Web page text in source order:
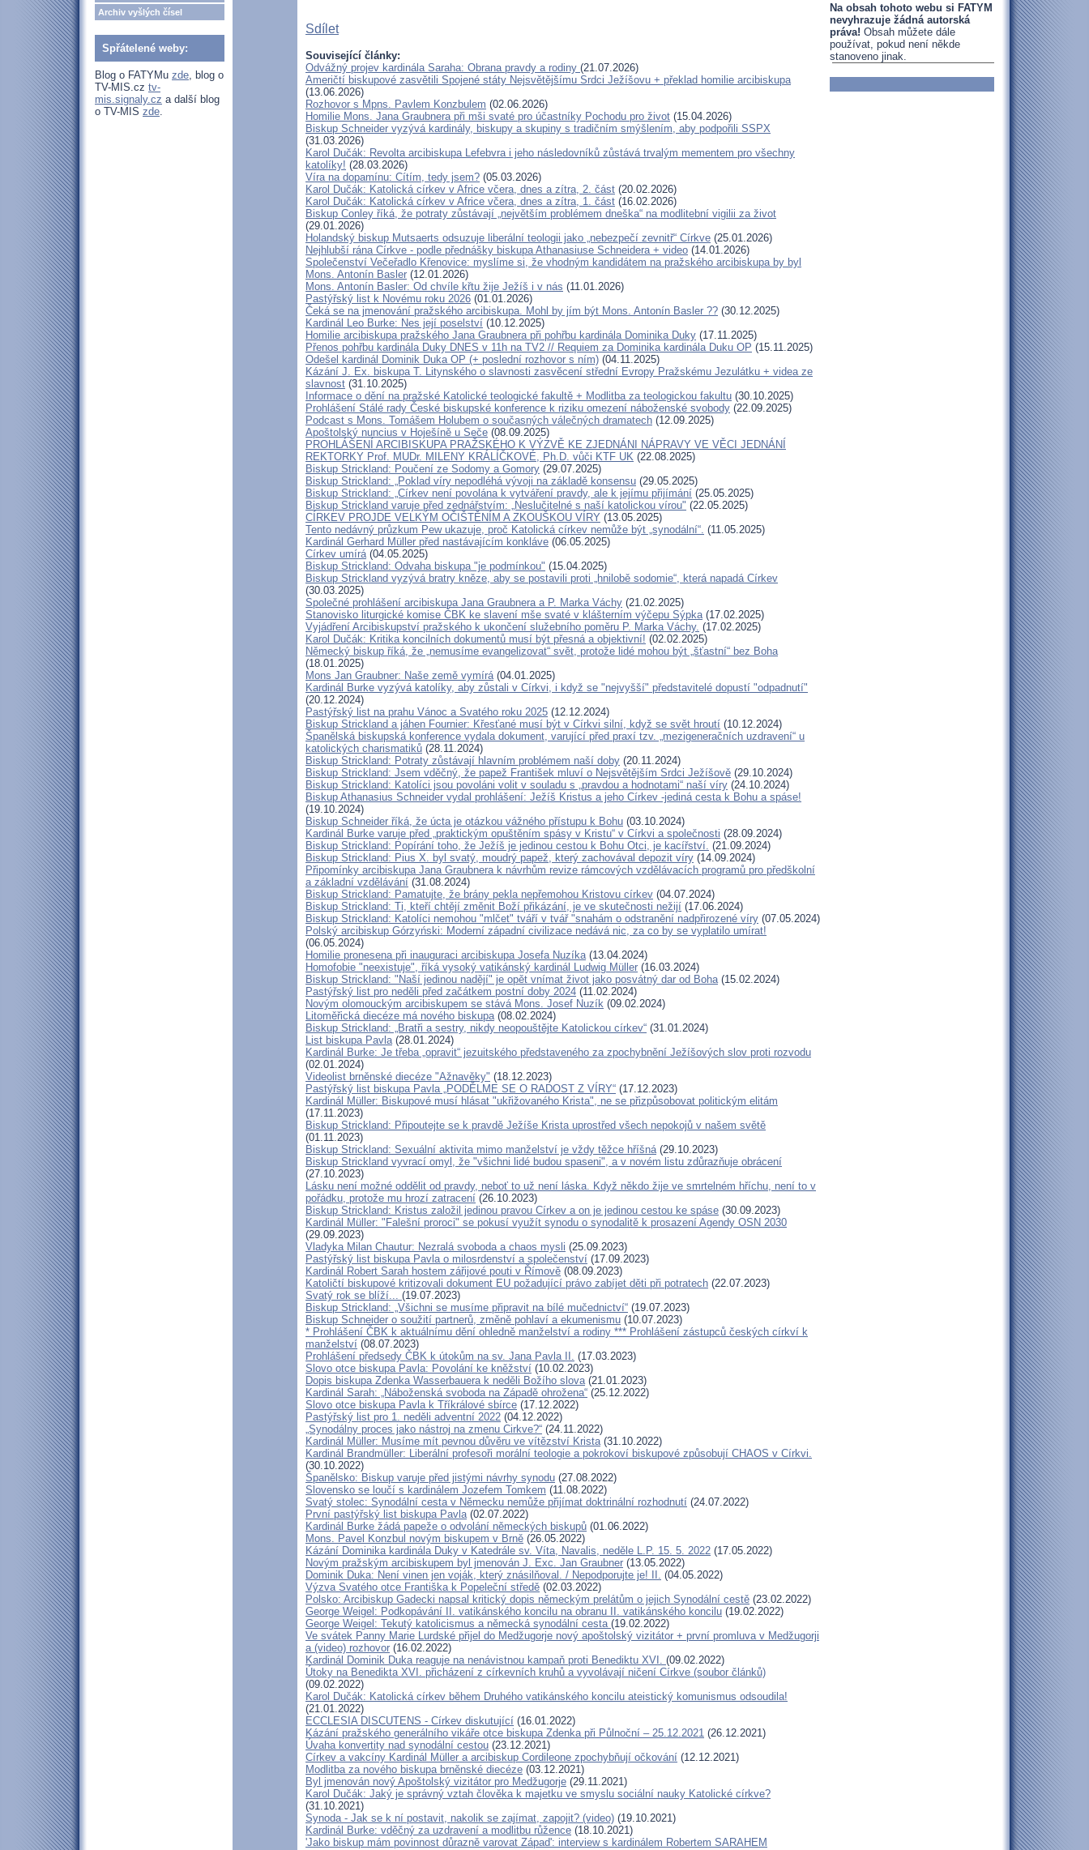
Archiv vyšlých čísel
Spřátelené weby:
Blog o FATYMu zde, blog o
TV-MIS.cz tv-
mis.signaly.cz a další blog
o TV-MIS zde.
Sdílet
Související články:
Odvážný projev kardinála Saraha: Obrana pravdy a rodiny (21.07.2026)
Američtí biskupové zasvětili Spojené státy Nejsvětějšímu Srdci Ježíšovu + překlad homilie arcibiskupa
(13.06.2026)
Rozhovor s Mpns. Pavlem Konzbulem (02.06.2026)
Homilie Mons. Jana Graubnera při mši svaté pro účastníky Pochodu pro život (15.04.2026)
Biskup Schneider vyzývá kardinály, biskupy a skupiny s tradičním smýšlením, aby podpořili SSPX
(31.03.2026)
Karol Dučák: Revolta arcibiskupa Lefebvra i jeho následovníků zůstává trvalým mementem pro všechny
katolíky! (28.03.2026)
Víra na dopamínu: Cítím, tedy jsem? (05.03.2026)
Karol Dučák: Katolická církev v Africe včera, dnes a zítra, 2. část (20.02.2026)
Karol Dučák: Katolická církev v Africe včera, dnes a zítra, 1. část (16.02.2026)
Biskup Conley říká, že potraty zůstávají „největším problémem dneška“ na modlitební vigilii za život
(29.01.2026)
Holandský biskup Mutsaerts odsuzuje liberální teologii jako „nebezpečí zevnitř“ Církve (25.01.2026)
Nejhlubší rána Církve - podle přednášky biskupa Athanasiuse Schneidera + video (14.01.2026)
Společenství Večeřadlo Křenovice: myslíme si, že vhodným kandidátem na pražského arcibiskupa by byl
Mons. Antonín Basler (12.01.2026)
Mons. Antonín Basler: Od chvíle křtu žije Ježíš i v nás (11.01.2026)
Pastýřský list k Novému roku 2026 (01.01.2026)
Čeká se na jmenování pražského arcibiskupa. Mohl by jím být Mons. Antonín Basler ?? (30.12.2025)
Kardinál Leo Burke: Nes její poselství (10.12.2025)
Homilie arcibiskupa pražského Jana Graubnera při pohřbu kardinála Dominika Duky (17.11.2025)
Přenos pohřbu kardinála Duky DNES v 11h na TV2 // Requiem za Dominika kardinála Duku OP (15.11.2025)
Odešel kardinál Dominik Duka OP (+ poslední rozhovor s ním) (04.11.2025)
Kázání J. Ex. biskupa T. Litynského o slavnosti zasvěcení střední Evropy Pražskému Jezulátku + videa ze
slavnost (31.10.2025)
Informace o dění na pražské Katolické teologické fakultě + Modlitba za teologickou fakultu (30.10.2025)
Prohlášení Stálé rady České biskupské konference k riziku omezení náboženské svobody (22.09.2025)
Podcast s Mons. Tomášem Holubem o současných válečných dramatech (12.09.2025)
Apoštolský nuncius v Hoješíně u Seče (08.09.2025)
PROHLÁŠENÍ ARCIBISKUPA PRAŽSKÉHO K VÝZVĚ KE ZJEDNÁNI NÁPRAVY VE VĚCI JEDNÁNÍ
REKTORKY Prof. MUDr. MILENY KRÁLÍČKOVÉ, Ph.D. vůči KTF UK (22.08.2025)
Biskup Strickland: Poučení ze Sodomy a Gomory (29.07.2025)
Biskup Strickland: „Poklad víry nepodléhá vývoji na základě konsensu (29.05.2025)
Biskup Strickland: „Církev není povolána k vytváření pravdy, ale k jejímu přijímání (25.05.2025)
Biskup Strickland varuje před zednářstvím: „Neslučitelné s naší katolickou vírou" (22.05.2025)
CÍRKEV PROJDE VELKÝM OČIŠTĚNÍM A ZKOUŠKOU VÍRY (13.05.2025)
Tento nedávný průzkum Pew ukazuje, proč Katolická církev nemůže být „synodální“. (11.05.2025)
Kardinál Gerhard Müller před nastávajícím konkláve (06.05.2025)
Církev umírá(04.05.2025)
Biskup Strickland: Odvaha biskupa "je podmínkou" (15.04.2025)
Biskup Strickland vyzývá bratry kněze, aby se postavili proti „hnilobě sodomie“, která napadá Církev
(30.03.2025)
Společné prohlášení arcibiskupa Jana Graubnera a P. Marka Váchy (21.02.2025)
Stanovisko liturgické komise ČBK ke slavení mše svaté v klášterním výčepu Sýpka(17.02.2025)
Vyjádření Arcibiskupství pražského k ukončení služebního poměru P. Marka Váchy. (17.02.2025)
Karol Dučák: Kritika koncilních dokumentů musí být přesná a objektivní! (02.02.2025)
Německý biskup říká, že „nemusíme evangelizovat“ svět, protože lidé mohou být „šťastní“ bez Boha
(18.01.2025)
Mons Jan Graubner: Naše země vymírá(04.01.2025)
Kardinál Burke vyzývá katolíky, aby zůstali v Církvi, i když se "nejvyšší" představitelé dopustí "odpadnutí"
(20.12.2024)
Pastýřský list na prahu Vánoc a Svatého roku 2025 (12.12.2024)
Biskup Strickland a jáhen Fournier: Křesťané musí být v Církvi silní, když se svět hroutí (10.12.2024)
Španělská biskupská konference vydala dokument, varující před praxí tzv. „mezigeneračních uzdravení“ u
katolických charismatiků (28.11.2024)
Biskup Strickland: Potraty zůstávají hlavním problémem naší doby (20.11.2024)
Biskup Strickland: Jsem vděčný, že papež František mluví o Nejsvětějším Srdci Ježíšově (29.10.2024)
Biskup Strickland: Katolíci jsou povoláni volit v souladu s „pravdou a hodnotami“ naší víry (24.10.2024)
Biskup Athanasius Schneider vydal prohlášení: Ježíš Kristus a jeho Církev -jediná cesta k Bohu a spáse!
(19.10.2024)
Biskup Schneider říká, že úcta je otázkou vážného přístupu k Bohu (03.10.2024)
Kardinál Burke varuje před „praktickým opuštěním spásy v Kristu“ v Církvi a společnosti (28.09.2024)
Biskup Strickland: Popírání toho, že Ježíš je jedinou cestou k Bohu Otci, je kacířství. (21.09.2024)
Biskup Strickland: Pius X. byl svatý, moudrý papež, který zachovával depozit víry (14.09.2024)
Připomínky arcibiskupa Jana Graubnera k návrhům revize rámcových vzdělávacích programů pro předškolní
a základní vzdělávání (31.08.2024)
Biskup Strickland: Pamatujte, že brány pekla nepřemohou Kristovu církev (04.07.2024)
Biskup Strickland: Ti, kteří chtějí změnit Boží přikázání, je ve skutečnosti nežijí (17.06.2024)
Biskup Strickland: Katolíci nemohou "mlčet" tváří v tvář "snahám o odstranění nadpřirozené víry (07.05.2024)
Polský arcibiskup Górzyński: Moderní západní civilizace nedává nic, za co by se vyplatilo umírat!
(06.05.2024)
Homilie pronesena při inauguraci arcibiskupa Josefa Nuzíka(13.04.2024)
Homofobie "neexistuje", říká vysoký vatikánský kardinál Ludwig Müller (16.03.2024)
Biskup Strickland: "Naší jedinou nadějí" je opět vnímat život jako posvátný dar od Boha(15.02.2024)
Pastýřský list pro neděli před začátkem postní doby 2024 (11.02.2024)
Novým olomouckým arcibiskupem se stává Mons. Josef Nuzík (09.02.2024)
Litoměřická diecéze má nového biskupa(08.02.2024)
Biskup Strickland: „Bratři a sestry, nikdy neopouštějte Katolickou církev“ (31.01.2024)
List biskupa Pavla(28.01.2024)
Kardinál Burke: Je třeba „opravit“ jezuitského představeného za zpochybnění Ježíšových slov proti rozvodu
(02.01.2024)
Videolist brněnské diecéze "Ažnavěky" (18.12.2023)
Pastýřský list biskupa Pavla „PODĚLME SE O RADOST Z VÍRY“ (17.12.2023)
Kardinál Müller: Biskupové musí hlásat "ukřižovaného Krista", ne se přizpůsobovat politickým elitám
(17.11.2023)
Biskup Strickland: Připoutejte se k pravdě Ježíše Krista uprostřed všech nepokojů v našem světě
(01.11.2023)
Biskup Strickland: Sexuální aktivita mimo manželství je vždy těžce hříšná(29.10.2023)
Biskup Strickland vyvrací omyl, že "všichni lidé budou spaseni", a v novém listu zdůrazňuje obrácení
(27.10.2023)
Lásku není možné oddělit od pravdy, neboť to už není láska. Když někdo žije ve smrtelném hříchu, není to v
pořádku, protože mu hrozí zatracení (26.10.2023)
Biskup Strickland: Kristus založil jedinou pravou Církev a on je jedinou cestou ke spáse (30.09.2023)
Kardinál Müller: "Falešní proroci" se pokusí využít synodu o synodalitě k prosazení Agendy OSN 2030
(29.09.2023)
Vladyka Milan Chautur: Nezralá svoboda a chaos mysli (25.09.2023)
Pastýřský list biskupa Pavla o milosrdenství a společenství (17.09.2023)
Kardinál Robert Sarah hostem zářijové pouti v Římově (08.09.2023)
Katoličtí biskupové kritizovali dokument EU požadující právo zabíjet děti při potratech (22.07.2023)
Svatý rok se blíží... (19.07.2023)
Biskup Strickland: „Všichni se musíme připravit na bílé mučednictví“ (19.07.2023)
Biskup Schneider o soužití partnerů, změně pohlaví a ekumenismu (10.07.2023)
* Prohlášení ČBK k aktuálnímu dění ohledně manželství a rodiny *** Prohlášení zástupců českých církví k
manželství (08.07.2023)
Prohlášení předsedy ČBK k útokům na sv. Jana Pavla II. (17.03.2023)
Slovo otce biskupa Pavla: Povolání ke kněžství (10.02.2023)
Dopis biskupa Zdenka Wasserbauera k neděli Božího slova(21.01.2023)
Kardinál Sarah: „Náboženská svoboda na Západě ohrožena“ (25.12.2022)
Slovo otce biskupa Pavla k Tříkrálové sbírce (17.12.2022)
Pastýřský list pro 1. neděli adventní 2022 (04.12.2022)
„Synodálny proces jako nástroj na zmenu Cirkve?“ (24.11.2022)
Kardinál Müller: Musíme mít pevnou důvěru ve vítězství Krista(31.10.2022)
Kardinál Brandmüller: Liberální profesoři morální teologie a pokrokoví biskupové způsobují CHAOS v Církvi.
(30.10.2022)
Španělsko: Biskup varuje před jistými návrhy synodu (27.08.2022)
Slovensko se loučí s kardinálem Jozefem Tomkem (11.08.2022)
Svatý stolec: Synodální cesta v Německu nemůže přijímat doktrinální rozhodnutí (24.07.2022)
První pastýřský list biskupa Pavla(02.07.2022)
Kardinál Burke žádá papeže o odvolání německých biskupů (01.06.2022)
Mons. Pavel Konzbul novým biskupem v Brně (26.05.2022)
Kázání Dominika kardinála Duky v Katedrále sv. Víta, Navalis, neděle L.P. 15. 5. 2022 (17.05.2022)
Novým pražským arcibiskupem byl jmenován J. Exc. Jan Graubner (13.05.2022)
Dominik Duka: Není vinen jen voják, který znásilňoval. / Nepodporujte je! II. (04.05.2022)
Výzva Svatého otce Františka k Popeleční středě (02.03.2022)
Polsko: Arcibiskup Gadecki napsal kritický dopis německým prelátům o jejich Synodální cestě (23.02.2022)
George Weigel: Podkopávání II. vatikánského koncilu na obranu II. vatikánského koncilu (19.02.2022)
George Weigel: Tekutý katolicismus a německá synodální cesta (19.02.2022)
Ve svátek Panny Marie Lurdské přijel do Medžugorje nový apoštolský vizitátor + první promluva v Medžugorji
a (video) rozhovor (16.02.2022)
Kardinál Dominik Duka reaguje na nenávistnou kampaň proti Benediktu XVI. (09.02.2022)
Útoky na Benedikta XVI. přicházení z církevních kruhů a vyvolávají ničení Církve (soubor článků)
(09.02.2022)
Karol Dučák: Katolická církev během Druhého vatikánského koncilu ateistický komunismus odsoudila!
(21.01.2022)
ECCLESIA DISCUTENS - Církev diskutující (16.01.2022)
Kázání pražského generálního vikáře otce biskupa Zdenka při Půlnoční – 25.12.2021 (26.12.2021)
Úvaha konvertity nad synodální cestou (23.12.2021)
Církev a vakcíny Kardinál Müller a arcibiskup Cordileone zpochybňují očkování (12.12.2021)
Modlitba za nového biskupa brněnské diecéze (03.12.2021)
Byl jmenován nový Apoštolský vizitátor pro Medžugorje (29.11.2021)
Karol Dučák: Jaký je správný vztah člověka k majetku ve smyslu sociální nauky Katolické církve?
(31.10.2021)
Synoda - Jak se k ní postavit, nakolik se zajímat, zapojit? (video) (19.10.2021)
Kardinál Burke: vděčný za uzdravení a modlitbu růžence (18.10.2021)
'Jako biskup mám povinnost důrazně varovat Západ': interview s kardinálem Robertem SARAHEM
Na obsah tohoto webu si FATYM
nevyhrazuje žádná autorská
práva! Obsah můžete dále
používat, pokud není někde
stanoveno jinak.